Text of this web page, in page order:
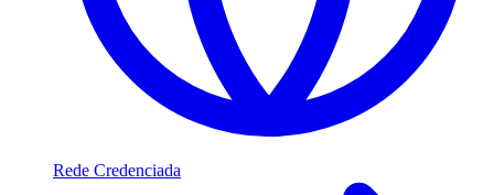
Rede Credenciada